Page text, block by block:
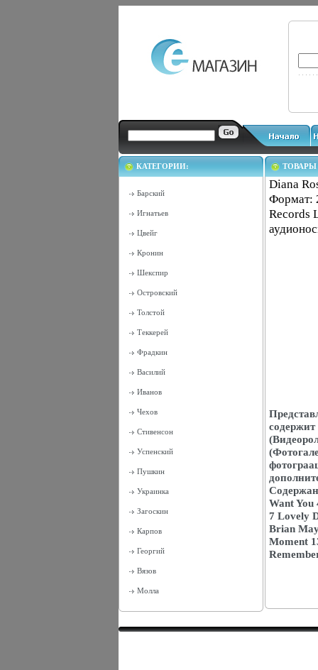
КАТЕГОРИИ:
Барский
Игнатьев
Цвейг
Кронин
Шекспир
Островский
Толстой
Теккерей
Фрадкин
Василий
Иванов
Чехов
Стивенсон
Успенский
Пушкин
Украинка
Загоскин
Карпов
Георгий
Вязов
Молла
ТОВАРЫ
Diana
Формат:
Records
содержит
Want
7 Lovely
Brian
Moment